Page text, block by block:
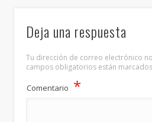
Deja una respuesta
Tu dirección de correo electrónico
campos obligatorios están
Comentario *